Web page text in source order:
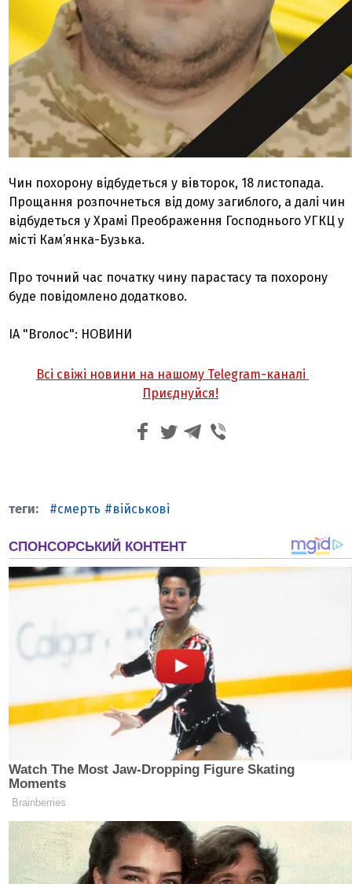
Чин похорону відбудеться у вівторок, 18 листопада.
Прощання розпочнеться від дому загиблого, а далі чин
відбудеться у Храмі Преображення Господнього УГКЦ у
місті Кам’янка-Бузька.
Про точний час початку чину парастасу та похорону
буде повідомлено додатково.
ІА "Вголос": НОВИНИ
Всі свіжі новини на нашому Telegram-каналі
Приєднуйся!
смерть військові